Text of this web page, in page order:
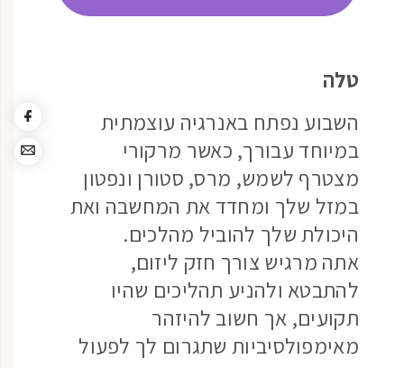
טלה
השבוע נפתח באנרגיה עוצמתית
במיוחד עבורך, כאשר מרקורי
מצטרף לשמש, מרס, סטורן ונפטון
במזל שלך ומחדד את המחשבה ואת
היכולת שלך להוביל מהלכים.
אתה מרגיש צורך חזק ליזום,
להתבטא ולהניע תהליכים שהיו
תקועים, אך חשוב להיזהר
מאימפולסיביות שתגרום לך לפעול